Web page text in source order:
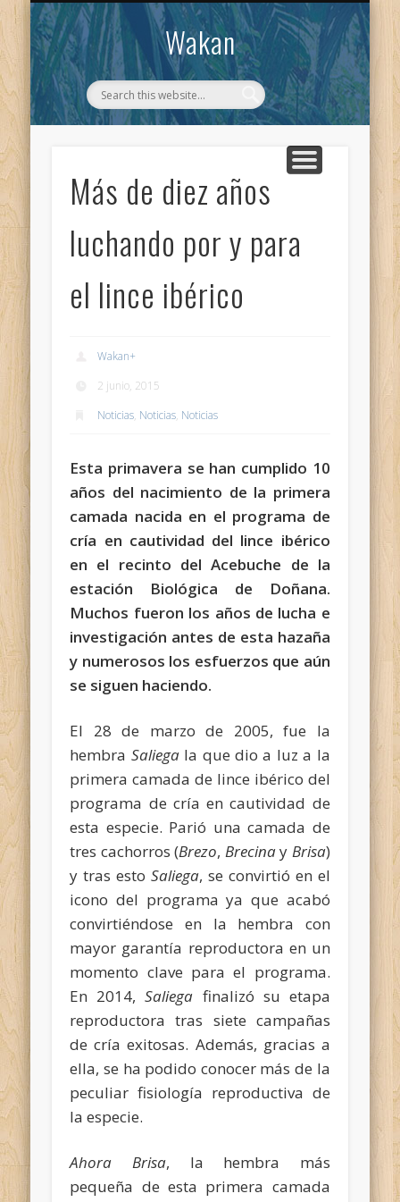
Wakan
WAKAN
CONTACTO
Más de diez años
luchando por y para
el lince ibérico
Wakan+
2 junio, 2015
Noticias, Noticias, Noticias
Esta primavera se han cumplido 10
años del nacimiento de la primera
camada nacida en el programa de
cría en cautividad del lince ibérico
en el recinto del Acebuche de la
estación Biológica de Doñana.
Muchos fueron los años de lucha e
investigación antes de esta hazaña
y numerosos los esfuerzos que aún
se siguen haciendo.
El 28 de marzo de 2005, fue la
hembra Saliegala que dio a luz a la
primera camada de lince ibérico del
programa de cría en cautividad de
esta especie. Parió una camada de
tres cachorros (Brezo, Brecinay Brisa)
y tras estoSaliega, se convirtió en el
icono del programa ya que acabó
convirtiéndose en la hembra con
mayor garantía reproductora en un
momento clave para el programa.
En 2014,Saliega finalizó su etapa
reproductora tras siete campañas
de cría exitosas. Además, gracias a
ella, se ha podido conocer más de la
peculiar fisiología reproductiva de
la especie.
Ahora Brisa, la hembra más
pequeña de esta primera camada